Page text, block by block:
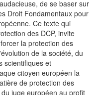
de se baser sur
Droit Fondamentaux pour
Ce texte qui
des DCP, invite
la protection des
de la société, du
scientifiques et
citoyen européen la
de protection des
juge européen au profit